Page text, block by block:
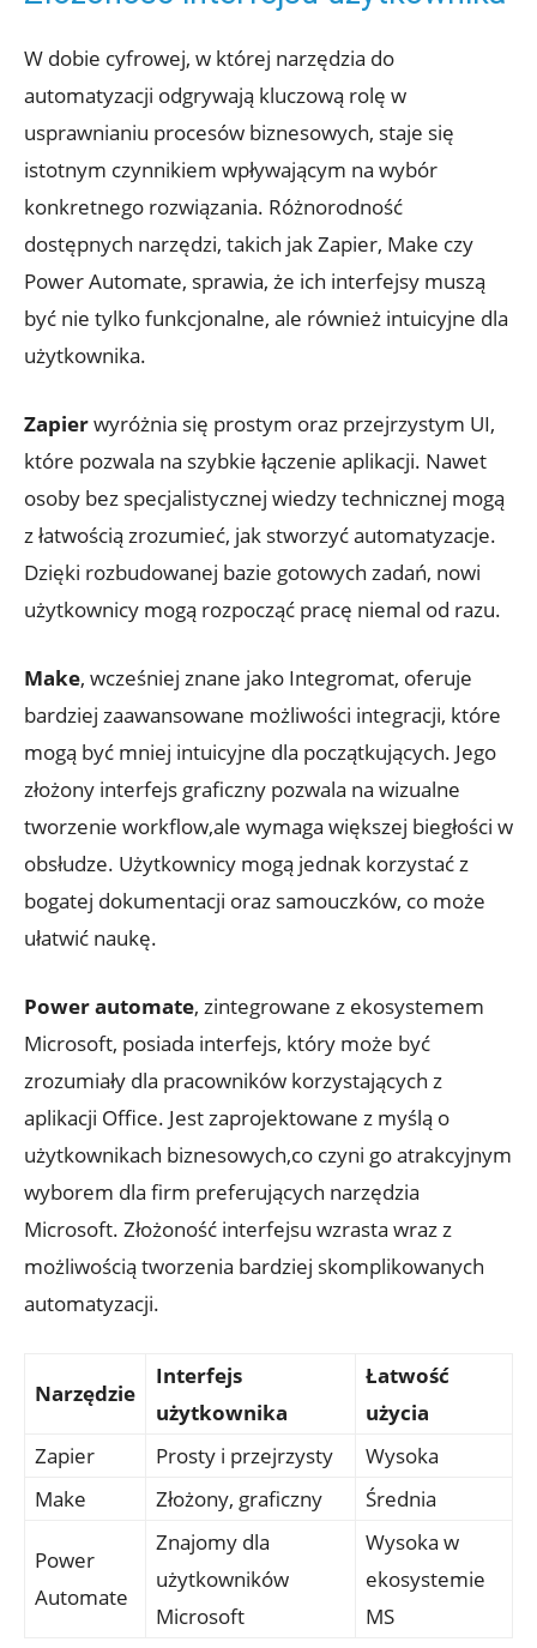
W dobie cyfrowej, w której narzędzia do
⁤automatyzacji odgrywają kluczową⁣ rolę w
⁤usprawnianiu procesów biznesowych, staje się
istotnym czynnikiem wpływającym na wybór
konkretnego rozwiązania. Różnorodność
dostępnych narzędzi, takich jak Zapier, Make czy
‍Power Automate, sprawia, że ich interfejsy muszą
być nie tylko funkcjonalne, ale również intuicyjne dla
użytkownika.
Zapierwyróżnia się ⁤prostym oraz przejrzystym ​UI,
które pozwala ‍na szybkie łączenie aplikacji. Nawet
osoby bez specjalistycznej wiedzy technicznej mogą
z ‌łatwością zrozumieć, jak stworzyć automatyzacje.
Dzięki rozbudowanej bazie gotowych zadań, nowi
użytkownicy mogą rozpocząć pracę niemal od razu.
Make, wcześniej znane jako⁢ Integromat, oferuje
bardziej zaawansowane możliwości ​integracji, które
mogą być⁢ mniej intuicyjne dla początkujących. Jego
złożony interfejs graficzny pozwala na ⁢wizualne
tworzenie ⁤workflow,ale wymaga ‌większej biegłości w
obsłudze. Użytkownicy mogą jednak‌ korzystać z
bogatej dokumentacji oraz samouczków, ⁣co może
ułatwić naukę.
Power automate, ⁢zintegrowane ‌z ekosystemem
‌Microsoft, posiada interfejs, który może być
zrozumiały dla pracowników korzystających z
aplikacji Office. ‍Jest zaprojektowane z myślą o
użytkownikach biznesowych,co czyni go atrakcyjnym
wyborem dla firm preferujących narzędzia
Microsoft. Złożoność interfejsu wzrasta wraz‌ z
możliwością tworzenia bardziej skomplikowanych
automatyzacji.
Narzędzie
Interfejs
użytkownika
Łatwość
użycia
Zapier
Prosty i przejrzysty
Wysoka
Make
Złożony, graficzny Średnia
Power
Automate
Znajomy dla
użytkowników
Microsoft
Wysoka w
ekosystemie
MS